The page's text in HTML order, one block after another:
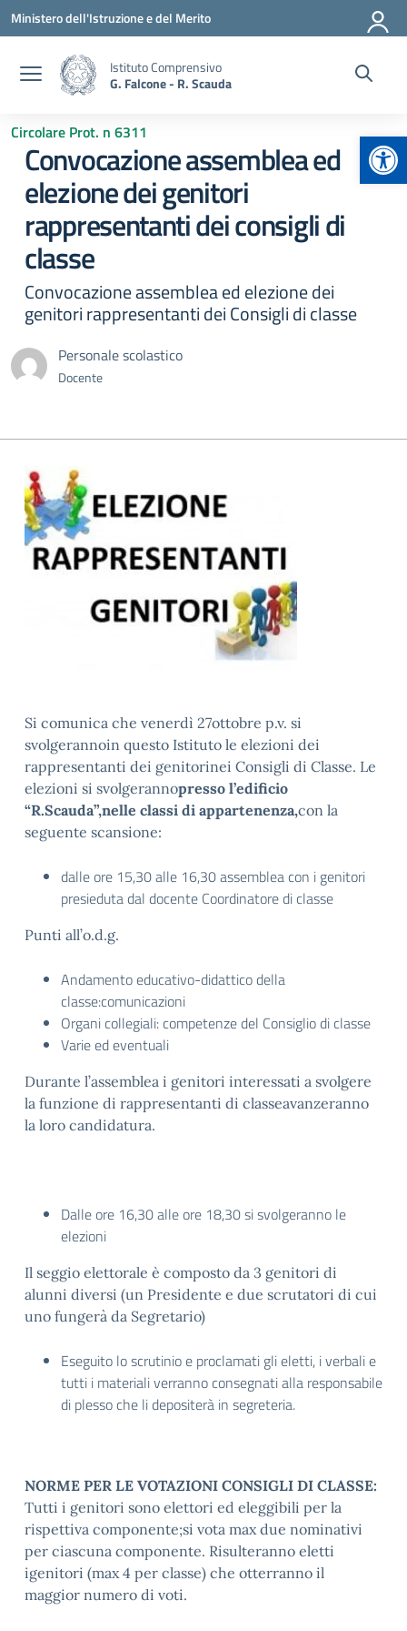
Vai ai contenuti
Vai al menu di navigazione
Vai al footer
Ministero dell'Istruzione e del Merito
Istituto Comprensivo
G. Falcone - R. Scauda
Circolare Prot. n 6311
Convocazione assemblea ed
elezione dei genitori
rappresentanti dei consigli di
classe
Convocazione assemblea ed elezione dei
genitori rappresentanti dei Consigli di classe
Personale scolastico
Docente
Si comunica che venerdì 27ottobre p.v. si
svolgerannoin questo Istituto le elezioni dei
rappresentanti dei genitorinei Consigli di Classe. Le
elezioni si svolgerannopresso l’edificio
“R.Scauda”,nelle classi di appartenenza,con la
seguente scansione:
dalle ore 15,30 alle 16,30 assemblea con i genitori
presieduta dal docente Coordinatore di classe
Punti all’o.d.g.
Andamento educativo-didattico della
classe:comunicazioni
Organi collegiali: competenze del Consiglio di classe
Varie ed eventuali
Durante l’assemblea i genitori interessati a svolgere
la funzione di rappresentanti di classeavanzeranno
la loro candidatura.
Dalle ore 16,30 alle ore 18,30 si svolgeranno le
elezioni
Il seggio elettorale è composto da 3 genitori di
alunni diversi (un Presidente e due scrutatori di cui
uno fungerà da Segretario)
Eseguito lo scrutinio e proclamati gli eletti, i verbali e
tutti i materiali verranno consegnati alla responsabile
di plesso che li depositerà in segreteria.
NORME PER LE VOTAZIONI CONSIGLI DI CLASSE:
Tutti i genitori sono elettori ed eleggibili per la
rispettiva componente;si vota max due nominativi
per ciascuna componente. Risulteranno eletti
igenitori (max 4 per classe) che otterranno il
maggior numero di voti.